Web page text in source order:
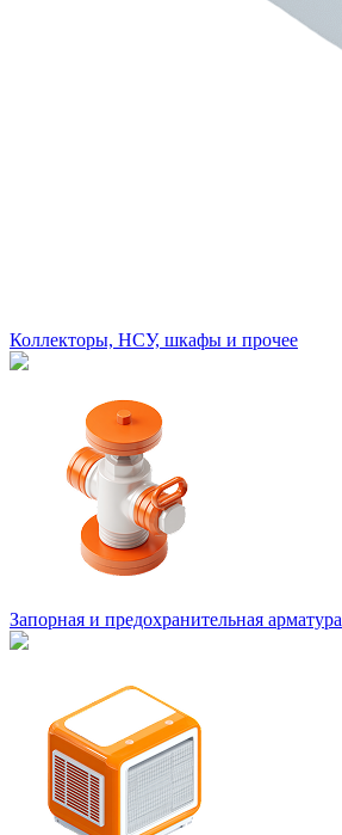
Коллекторы, НСУ, шкафы и прочее
Запорная и предохранительная арматура